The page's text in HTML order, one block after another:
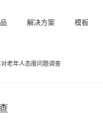
解决方案 模板
老年人态度问题调查